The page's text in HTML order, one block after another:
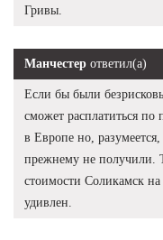
Гривы.
Манчестер ответил(а)
Если бы были
сможет расплатиться
в Европе но,
прежнему не получили.
стоимости Соликамск на
удивлен.